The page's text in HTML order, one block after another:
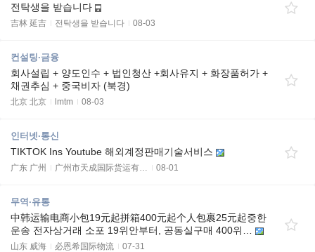
전탁생을 받습니다
吉林 延吉 전탁생을 받습니다 08-03
컨설팅·금융
회사설립 + 양도인수 + 법인청산 +회사유지 + 화장품허가 +
채권추심 + 중국비자 (북경)
北京 北京 lmtm 08-03
인터넷·통신
TIKTOK Ins Youtube 해외계정판매기술서비스
广东 广州 广州市天成国际货运有… 08-01
무역·유통
中韩运输电商小包19元起拼箱400元起个人包裹25元起중한
운송 전자상거래 소포 19위안부터, 공동실구매 400위…
山东 威海 必恩希国际物流 07-31